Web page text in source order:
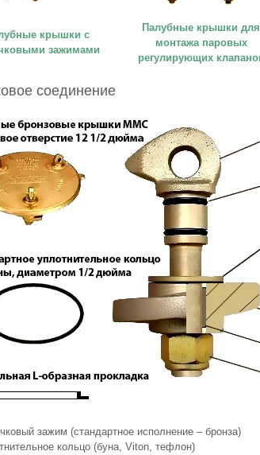
крышки с
зажимами
Палубные крышки для
монтажа паровых
регулирующих
соединение
зажим (стандартное исполнение – бронза)
кольцо (буна, Viton, тефлон)